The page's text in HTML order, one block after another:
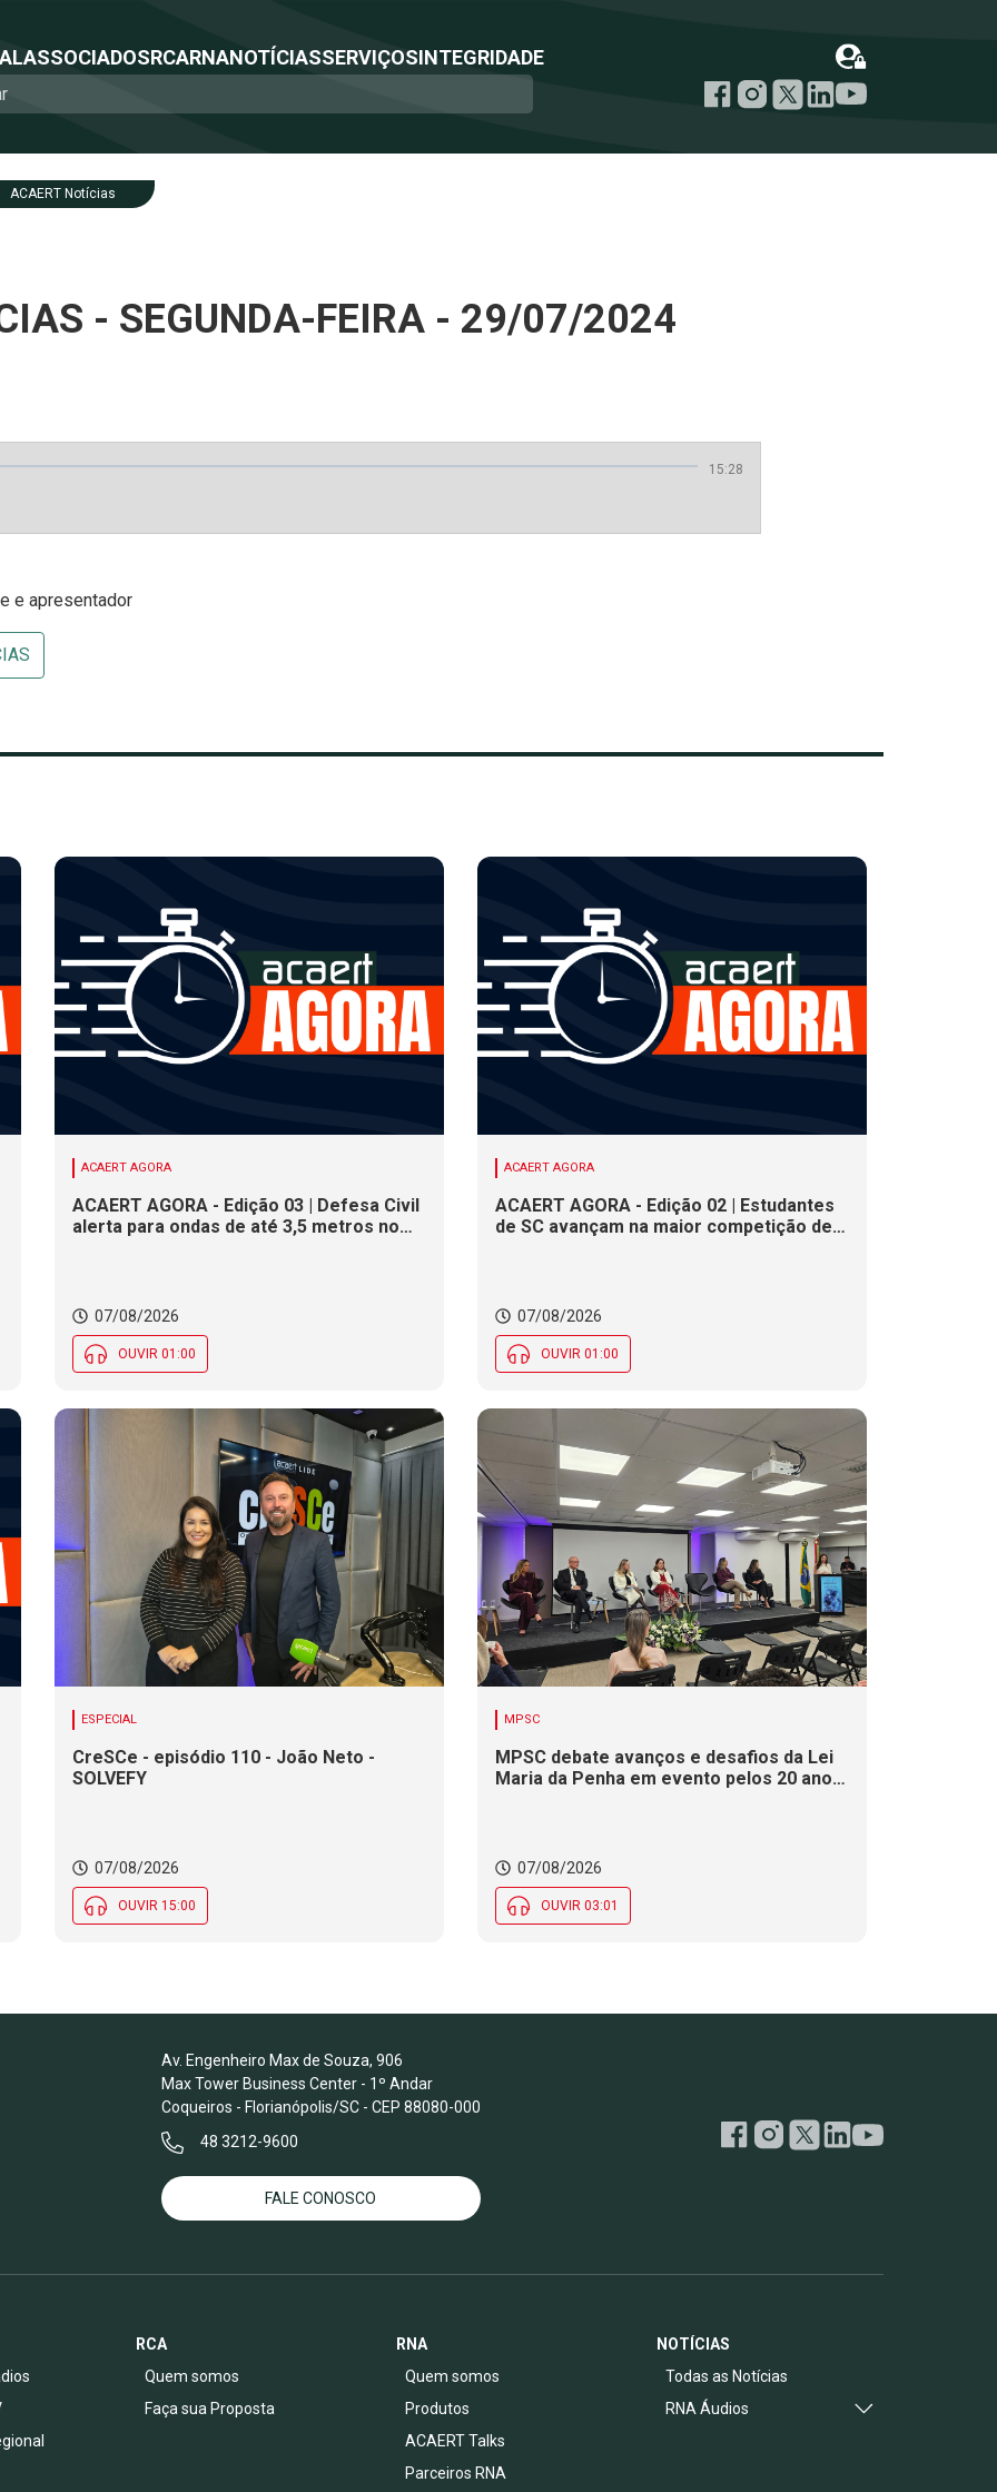
ASSOCIADOSRCARNANOTÍCIASSERVIÇOSINTEGRIDADE
ACAERT Notícias
- SEGUNDA-FEIRA - 29/07/2024
15:28
e apresentador
ACAERT AGORA
ACAERT AGORA - Edição 03 | Defesa Civil
alerta para ondas de até 3,5 metros no
tradições indígenas e de imigrantes em
SC
07/08/2026
OUVIR 01:00
ACAERT AGORA
ACAERT AGORA - Edição 02 | Estudantes
de SC avançam na maior competição de
Certificação de Responsabilidade Social
nesta sexta (7)
07/08/2026
OUVIR 01:00
ESPECIAL
CreSCe - episódio 110 - João Neto -
SOLVEFY
07/08/2026
OUVIR 15:00
MPSC
MPSC debate avanços e desafios da Lei
Maria da Penha em evento pelos 20 anos
07/08/2026
OUVIR 03:01
Av. Engenheiro Max de Souza, 906
Max Tower Business Center - 1º Andar
Coqueiros - Florianópolis/SC - CEP 88080-000
48 3212-9600
FALE CONOSCO
RCA
Quem somos
Faça sua Proposta
RNA
Quem somos
Produtos
ACAERT Talks
Parceiros RNA
NOTÍCIAS
Todas as Notícias
RNA Áudios